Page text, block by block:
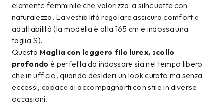
elemento femminile che valorizza la silhouette con
naturalezza. La vestibilità regolare assicura comfort e
adattabilità (la modella è alta 165 cm e indossa una
taglia S).
Questa Maglia con leggero filo lurex, scollo
profondo è perfetta da indossare sia nel tempo libero
che in ufficio, quando desideri un look curato ma senza
eccessi, capace di accompagnarti con stile in diverse
occasioni.